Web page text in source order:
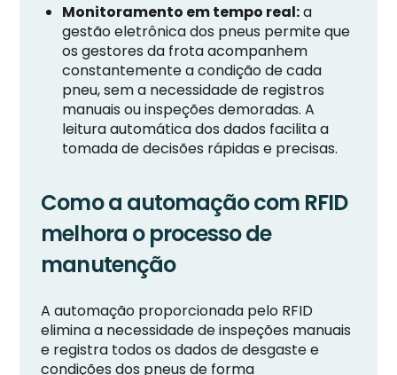
Monitoramento em tempo real:a
gestão eletrônica dos pneus permite que
os gestores da frota acompanhem
constantemente a condição de cada
pneu, sem a necessidade de registros
manuais ou inspeções demoradas. A
leitura automática dos dados facilita a
tomada de decisões rápidas e precisas.
Como a automação com RFID
melhora o processo de
manutenção
A automação proporcionada pelo RFID
elimina a necessidade de inspeções manuais
e registra todos os dados de desgaste e
condições dos pneus de forma